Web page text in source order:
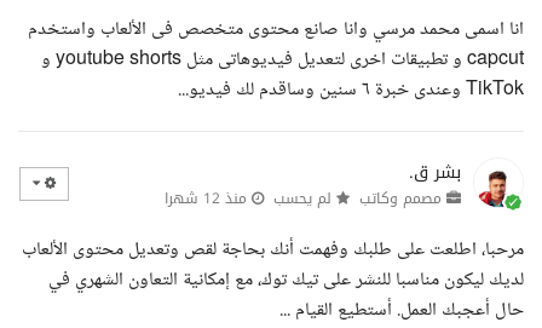
انا اسمى محمد مرسي وانا صانع محتوى متخصص فى الألعاب واستخدم
capcut و تطبيقات اخرى لتعديل فيديوهاتى مثل youtube shorts و
TikTok وعندى خبرة ٦ سنين وساقدم لك فيديو...
بشر ق.
مصمم وكاتب لم يحسب منذ 12 شهرا
مرحبا، اطلعت على طلبك وفهمت أنك بحاجة لقص وتعديل محتوى الألعاب
لديك ليكون مناسبا للنشر على تيك توك، مع إمكانية التعاون الشهري في
حال أعجبك العمل. أستطيع القيام ...